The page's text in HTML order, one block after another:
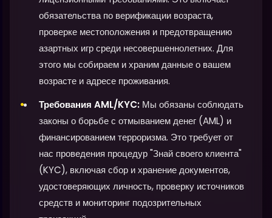
обязательства по верификации возраста,
проверке местоположения и предотвращению
азартных игр среди несовершеннолетних. Для
этого мы собираем и храним данные о вашем
возрасте и адресе проживания.
Требования AML/KYC: Мы обязаны соблюдать
законы о борьбе с отмыванием денег (AML) и
финансированием терроризма. Это требует от
нас проведения процедур "Знай своего клиента"
(KYC), включая сбор и хранение документов,
удостоверяющих личность, проверку источников
средств и мониторинг подозрительных